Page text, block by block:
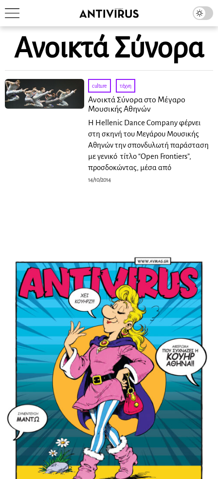
Ανοικτά Σύνορα
culture · τέχνη
Ανοικτά Σύνορα στο Μέγαρο
Μουσικής Αθηνών
Η Hellenic Dance Company φέρνει
στη σκηνή του Μεγάρου Μουσικής
Αθηνών την σπονδυλωτή παράσταση
με γενικό τίτλο “Open Frontiers”,
προσδοκώντας, μέσα από
14/10/2014